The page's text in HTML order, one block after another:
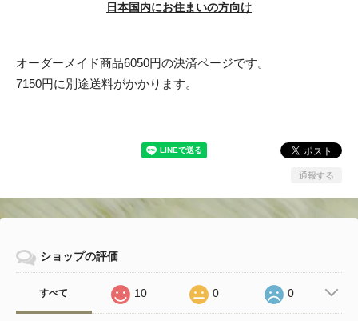
日本国内にお住まいの方向け
オーダーメイド商品6050円の決済ページです。
7150円に別途送料がかかります。
通報する
ショップの評価
すべて 10 0 0